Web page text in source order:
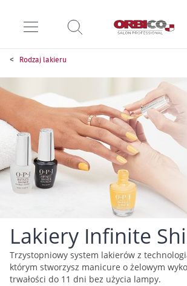
Rodzaj lakieru
Lakiery Infinite
Trzystopniowy system lakierów z
którym stworzysz manicure o żelowym
trwałości do 11 dni bez użycia lampy.